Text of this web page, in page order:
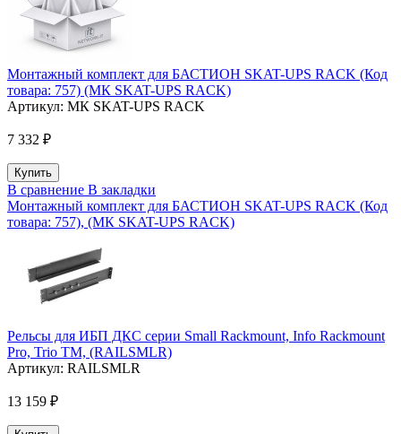
Монтажный комплект для БАСТИОН SKAT-UPS RACK (Код
товара: 757) (МК SKAT-UPS RACK)
Артикул: МК SKAT-UPS RACK
7 332 ₽
В сравнение В закладки
Монтажный комплект для БАСТИОН SKAT-UPS RACK (Код
товара: 757), (МК SKAT-UPS RACK)
Рельсы для ИБП ДКС серии Small Rackmount, Info Rackmount
Pro, Trio TM, (RAILSMLR)
Артикул: RAILSMLR
13 159 ₽